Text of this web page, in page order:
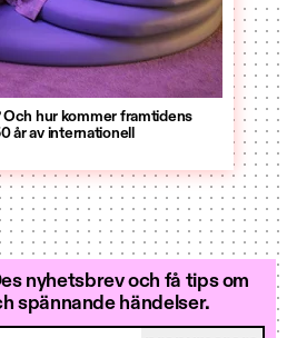
Och hur kommer framtidens
år av internationell
nyhetsbrev och få tips om
spännande händelser.